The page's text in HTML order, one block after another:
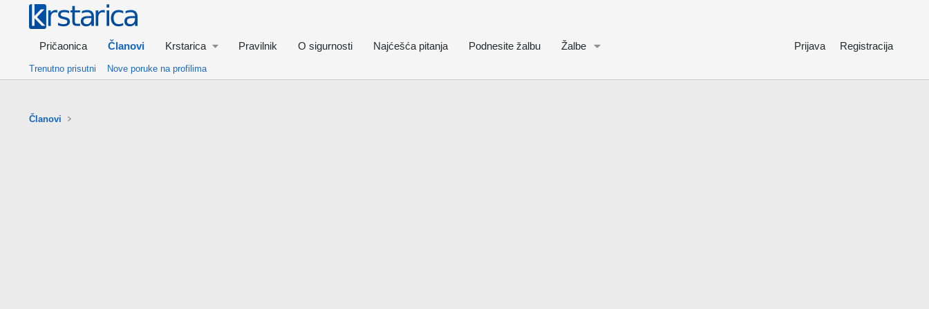
Pričaonica Članovi Krstarica Pravilnik O sigurnosti Najćešća pitanja Podnesite žalbu Žalbe Prijava Registracija
Trenutno prisutni Nove poruke na profilima
Članovi